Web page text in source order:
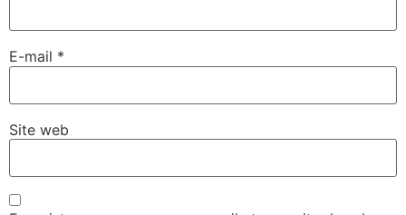
E-mail *
Site web